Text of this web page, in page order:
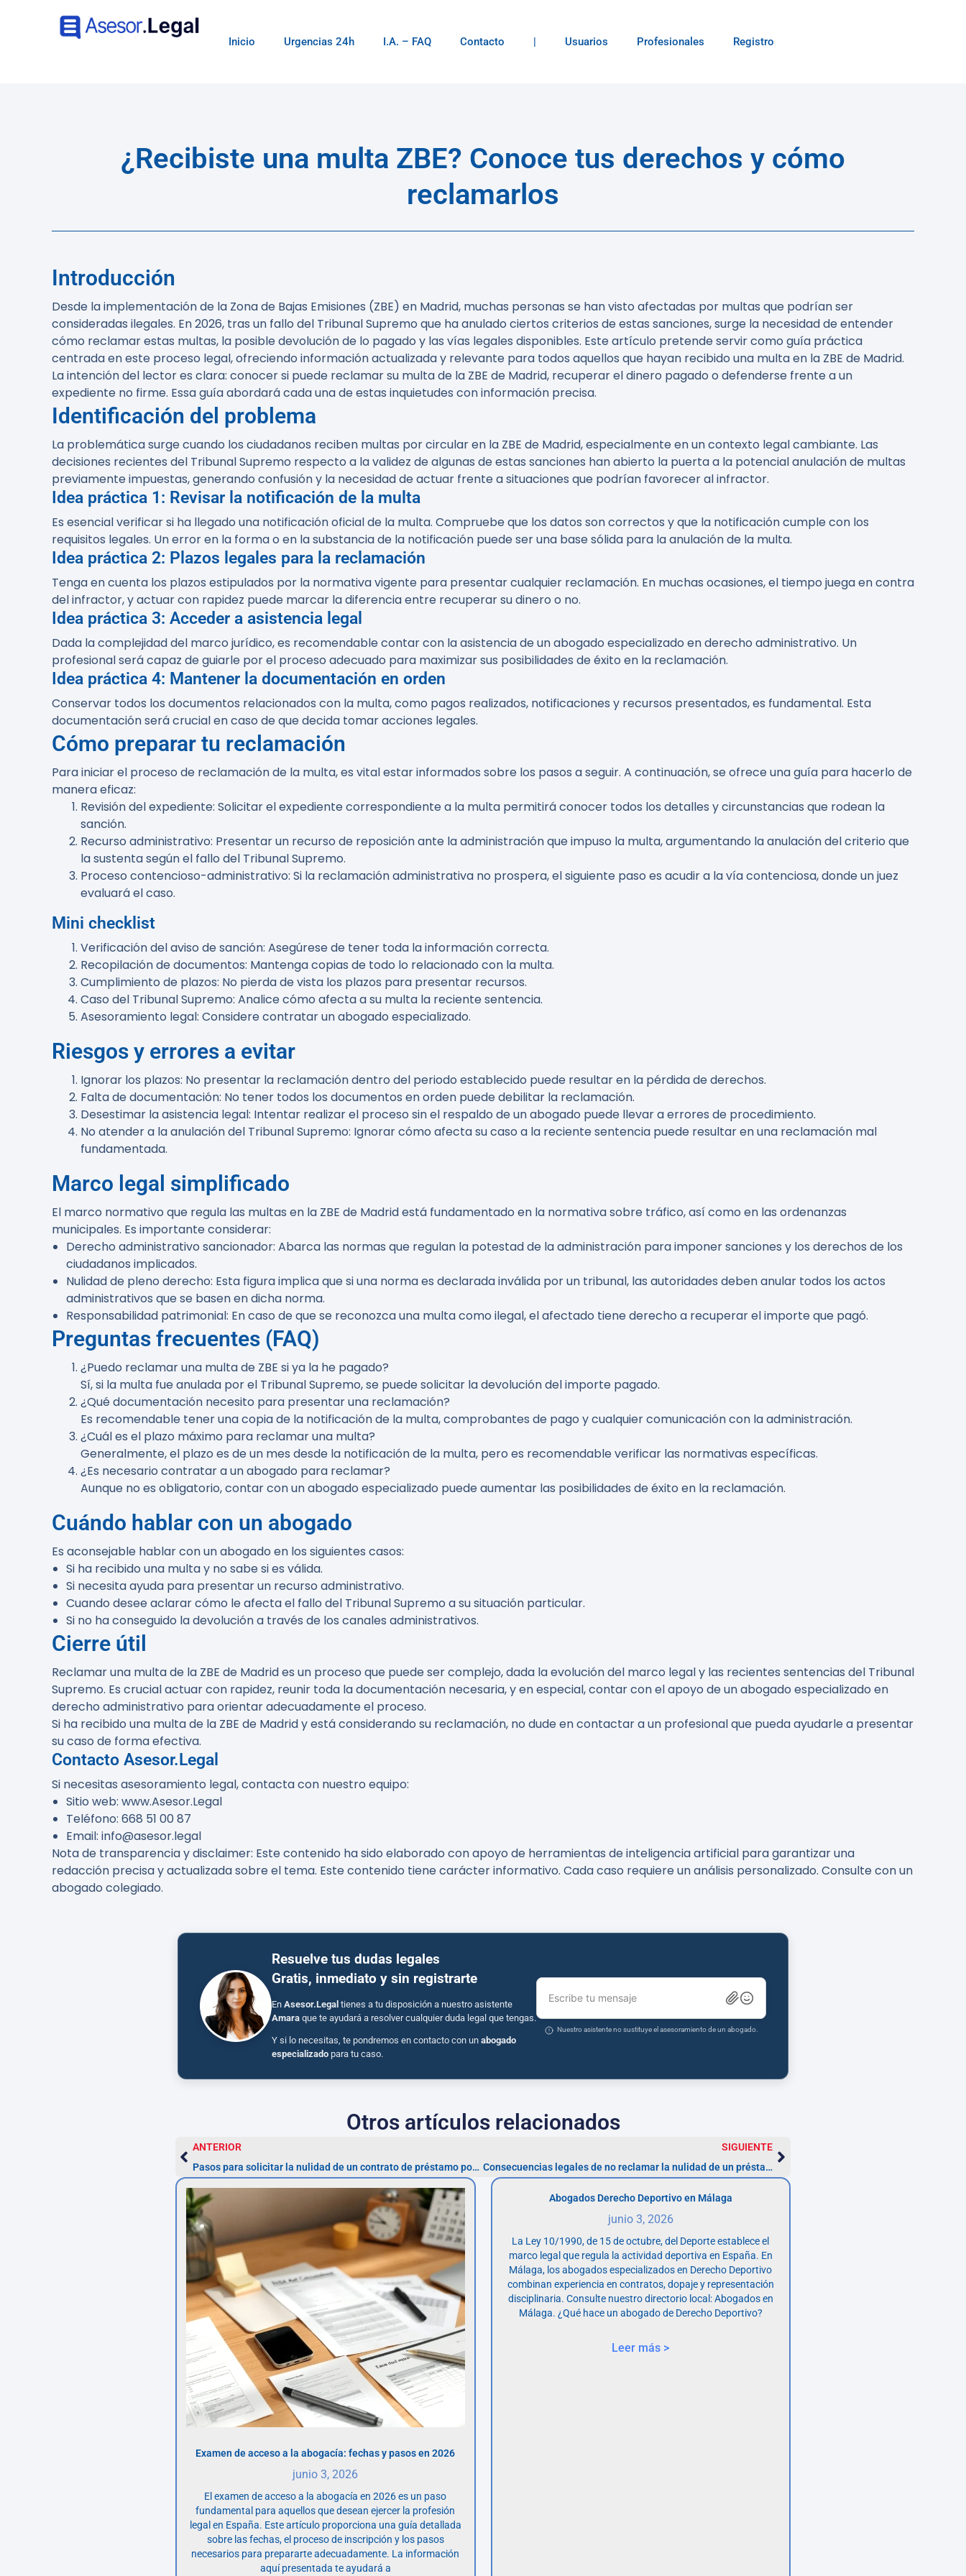
Inicio Urgencias 24h I.A. – FAQ Contacto | Usuarios Profesionales Registro
¿Recibiste una multa ZBE? Conoce tus derechos y cómo
reclamarlos
Introducción
Desde la implementación de la Zona de Bajas Emisiones (ZBE) en Madrid, muchas personas se han visto afectadas por multas que podrían ser
consideradas ilegales. En 2026, tras un fallo del Tribunal Supremo que ha anulado ciertos criterios de estas sanciones, surge la necesidad de entender
cómo reclamar estas multas, la posible devolución de lo pagado y las vías legales disponibles. Este artículo pretende servir como guía práctica
centrada en este proceso legal, ofreciendo información actualizada y relevante para todos aquellos que hayan recibido una multa en la ZBE de Madrid.
La intención del lector es clara: conocer si puede reclamar su multa de la ZBE de Madrid, recuperar el dinero pagado o defenderse frente a un
expediente no firme. Essa guía abordará cada una de estas inquietudes con información precisa.
Identificación del problema
La problemática surge cuando los ciudadanos reciben multas por circular en la ZBE de Madrid, especialmente en un contexto legal cambiante. Las
decisiones recientes del Tribunal Supremo respecto a la validez de algunas de estas sanciones han abierto la puerta a la potencial anulación de multas
previamente impuestas, generando confusión y la necesidad de actuar frente a situaciones que podrían favorecer al infractor.
Idea práctica 1: Revisar la notificación de la multa
Es esencial verificar si ha llegado una notificación oficial de la multa. Compruebe que los datos son correctos y que la notificación cumple con los
requisitos legales. Un error en la forma o en la substancia de la notificación puede ser una base sólida para la anulación de la multa.
Idea práctica 2: Plazos legales para la reclamación
Tenga en cuenta los plazos estipulados por la normativa vigente para presentar cualquier reclamación. En muchas ocasiones, el tiempo juega en contra
del infractor, y actuar con rapidez puede marcar la diferencia entre recuperar su dinero o no.
Idea práctica 3: Acceder a asistencia legal
Dada la complejidad del marco jurídico, es recomendable contar con la asistencia de un abogado especializado en derecho administrativo. Un
profesional será capaz de guiarle por el proceso adecuado para maximizar sus posibilidades de éxito en la reclamación.
Idea práctica 4: Mantener la documentación en orden
Conservar todos los documentos relacionados con la multa, como pagos realizados, notificaciones y recursos presentados, es fundamental. Esta
documentación será crucial en caso de que decida tomar acciones legales.
Cómo preparar tu reclamación
Para iniciar el proceso de reclamación de la multa, es vital estar informados sobre los pasos a seguir. A continuación, se ofrece una guía para hacerlo de
manera eficaz:
Revisión del expediente: Solicitar el expediente correspondiente a la multa permitirá conocer todos los detalles y circunstancias que rodean la
sanción.
Recurso administrativo: Presentar un recurso de reposición ante la administración que impuso la multa, argumentando la anulación del criterio que
la sustenta según el fallo del Tribunal Supremo.
Proceso contencioso-administrativo: Si la reclamación administrativa no prospera, el siguiente paso es acudir a la vía contenciosa, donde un juez
evaluará el caso.
Mini checklist
Verificación del aviso de sanción: Asegúrese de tener toda la información correcta.
Recopilación de documentos: Mantenga copias de todo lo relacionado con la multa.
Cumplimiento de plazos: No pierda de vista los plazos para presentar recursos.
Caso del Tribunal Supremo: Analice cómo afecta a su multa la reciente sentencia.
Asesoramiento legal: Considere contratar un abogado especializado.
Riesgos y errores a evitar
Ignorar los plazos: No presentar la reclamación dentro del periodo establecido puede resultar en la pérdida de derechos.
Falta de documentación: No tener todos los documentos en orden puede debilitar la reclamación.
Desestimar la asistencia legal: Intentar realizar el proceso sin el respaldo de un abogado puede llevar a errores de procedimiento.
No atender a la anulación del Tribunal Supremo: Ignorar cómo afecta su caso a la reciente sentencia puede resultar en una reclamación mal
fundamentada.
Marco legal simplificado
El marco normativo que regula las multas en la ZBE de Madrid está fundamentado en la normativa sobre tráfico, así como en las ordenanzas
municipales. Es importante considerar:
Derecho administrativo sancionador: Abarca las normas que regulan la potestad de la administración para imponer sanciones y los derechos de los
ciudadanos implicados.
Nulidad de pleno derecho: Esta figura implica que si una norma es declarada inválida por un tribunal, las autoridades deben anular todos los actos
administrativos que se basen en dicha norma.
Responsabilidad patrimonial: En caso de que se reconozca una multa como ilegal, el afectado tiene derecho a recuperar el importe que pagó.
Preguntas frecuentes (FAQ)
¿Puedo reclamar una multa de ZBE si ya la he pagado?
Sí, si la multa fue anulada por el Tribunal Supremo, se puede solicitar la devolución del importe pagado.
¿Qué documentación necesito para presentar una reclamación?
Es recomendable tener una copia de la notificación de la multa, comprobantes de pago y cualquier comunicación con la administración.
¿Cuál es el plazo máximo para reclamar una multa?
Generalmente, el plazo es de un mes desde la notificación de la multa, pero es recomendable verificar las normativas específicas.
¿Es necesario contratar a un abogado para reclamar?
Aunque no es obligatorio, contar con un abogado especializado puede aumentar las posibilidades de éxito en la reclamación.
Cuándo hablar con un abogado
Es aconsejable hablar con un abogado en los siguientes casos:
Si ha recibido una multa y no sabe si es válida.
Si necesita ayuda para presentar un recurso administrativo.
Cuando desee aclarar cómo le afecta el fallo del Tribunal Supremo a su situación particular.
Si no ha conseguido la devolución a través de los canales administrativos.
Cierre útil
Reclamar una multa de la ZBE de Madrid es un proceso que puede ser complejo, dada la evolución del marco legal y las recientes sentencias del Tribunal
Supremo. Es crucial actuar con rapidez, reunir toda la documentación necesaria, y en especial, contar con el apoyo de un abogado especializado en
derecho administrativo para orientar adecuadamente el proceso.
Si ha recibido una multa de la ZBE de Madrid y está considerando su reclamación, no dude en contactar a un profesional que pueda ayudarle a presentar
su caso de forma efectiva.
Contacto Asesor.Legal
Si necesitas asesoramiento legal, contacta con nuestro equipo:
Sitio web: www.Asesor.Legal
Teléfono: 668 51 00 87
Email: info@asesor.legal
Nota de transparencia y disclaimer: Este contenido ha sido elaborado con apoyo de herramientas de inteligencia artificial para garantizar una
redacción precisa y actualizada sobre el tema. Este contenido tiene carácter informativo. Cada caso requiere un análisis personalizado. Consulte con un
abogado colegiado.
Resuelve tus dudas legales
Gratis, inmediato y sin registrarte
En Asesor.Legal tienes a tu disposición a nuestro asistente
Amara que te ayudará a resolver cualquier duda legal que tengas.
Y si lo necesitas, te pondremos en contacto con un abogado
especializado para tu caso.
Escribe tu mensaje
Nuestro asistente no sustituye el asesoramiento de un abogado.
Otros artículos relacionados
ANTERIOR
Pasos para solicitar la nulidad de un contrato de préstamo por usura
SIGUIENTE
Consecuencias legales de no reclamar la nulidad de un préstamo personal
Examen de acceso a la abogacía: fechas y pasos en 2026
junio 3, 2026
El examen de acceso a la abogacía en 2026 es un paso
fundamental para aquellos que desean ejercer la profesión
legal en España. Este artículo proporciona una guía detallada
sobre las fechas, el proceso de inscripción y los pasos
necesarios para prepararte adecuadamente. La información
aquí presentada te ayudará a
Abogados Derecho Deportivo en Málaga
junio 3, 2026
La Ley 10/1990, de 15 de octubre, del Deporte establece el
marco legal que regula la actividad deportiva en España. En
Málaga, los abogados especializados en Derecho Deportivo
combinan experiencia en contratos, dopaje y representación
disciplinaria. Consulte nuestro directorio local: Abogados en
Málaga. ¿Qué hace un abogado de Derecho Deportivo?
Leer más >